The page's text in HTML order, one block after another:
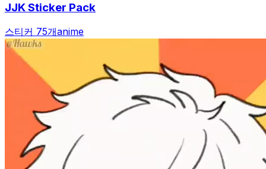
JJK Sticker Pack
스티커 75개anime